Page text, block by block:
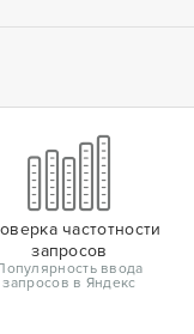
частотности
запросов
ввода
запросов в Яндекс